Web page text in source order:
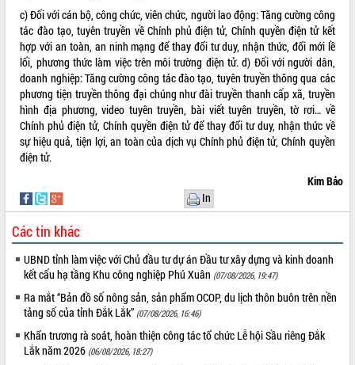
c) Đối với cán bộ, công chức, viên chức, người lao động: Tăng cường công
tác đào tạo, tuyên truyền về Chính phủ điện tử, Chính quyền điện tử kết
hợp với an toàn, an ninh mạng để thay đổi tư duy, nhận thức, đổi mới lề
lối, phương thức làm việc trên môi trường điện tử. d) Đối với người dân,
doanh nghiệp: Tăng cường công tác đào tạo, tuyên truyền thông qua các
phương tiện truyền thông đại chúng như đài truyền thanh cấp xã, truyền
hình địa phương, video tuyên truyền, bài viết tuyên truyền, tờ rơi… về
Chính phủ điện tử, Chính quyền điện tử để thay đổi tư duy, nhận thức về
sự hiệu quả, tiện lợi, an toàn của dịch vụ Chính phủ điện tử, Chính quyền
điện tử.
Kim Bảo
In
Các tin khác
UBND tỉnh làm việc với Chủ đầu tư dự án Đầu tư xây dựng và kinh doanh
kết cấu hạ tầng Khu công nghiệp Phú Xuân (07/08/2026, 19:47)
Ra mắt “Bản đồ số nông sản, sản phẩm OCOP, du lịch thôn buôn trên nền
tảng số của tỉnh Đắk Lắk” (07/08/2026, 16:46)
Khẩn trương rà soát, hoàn thiện công tác tổ chức Lễ hội Sầu riêng Đắk
Lắk năm 2026 (06/08/2026, 18:27)